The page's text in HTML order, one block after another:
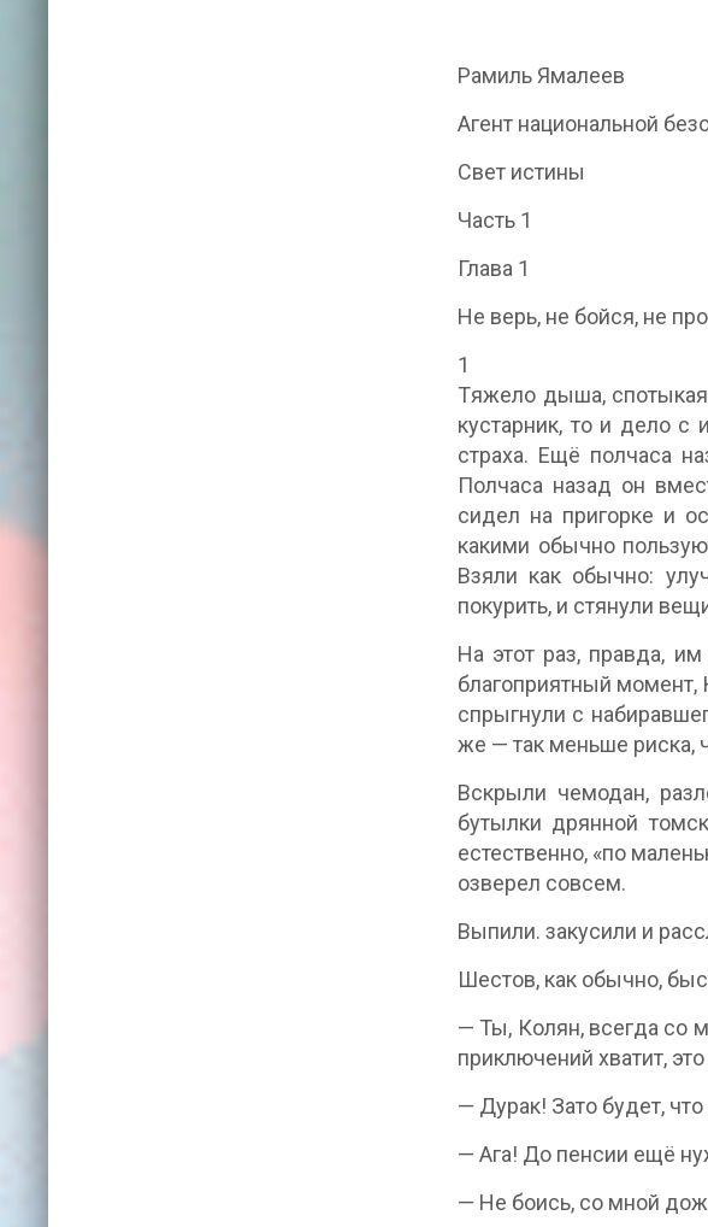
Рамиль Ямалеев
Агент национальной
Свет истины
Часть 1
Глава 1
Не верь, не бойся, не
1
Tяжело дыша,
кустарник, то и дело с
страха. Ещё полчаса
Полчаса назад он
сидел на пригорке и
какими обычно
Взяли как обычно:
покурить, и стянули
На этот раз, правда,
благоприятный
спрыгнули с
же — так меньше риска,
Вскрыли чемодан,
бутылки дрянной
естественно, «по
озверел совсем.
Выпили. закусили и
Шестов, как обычно,
— Ты, Колян, всегда со
приключений хватит,
— Дурак! Зато будет,
— Ага! До пенсии ещё
— Не боись, со мной